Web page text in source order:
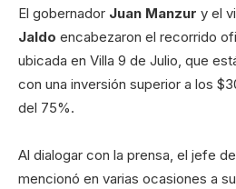
El gobernador Juan Manzur y el
Jaldo encabezaron el recorrido
ubicada en Villa 9 de Julio, que
con una inversión superior a los
del 75%.
Al dialogar con la prensa, el jefe
mencionó en varias ocasiones a